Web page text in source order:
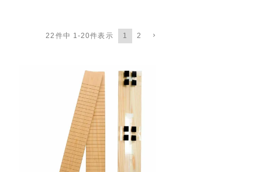
22 件中 1-20件表示 1 2